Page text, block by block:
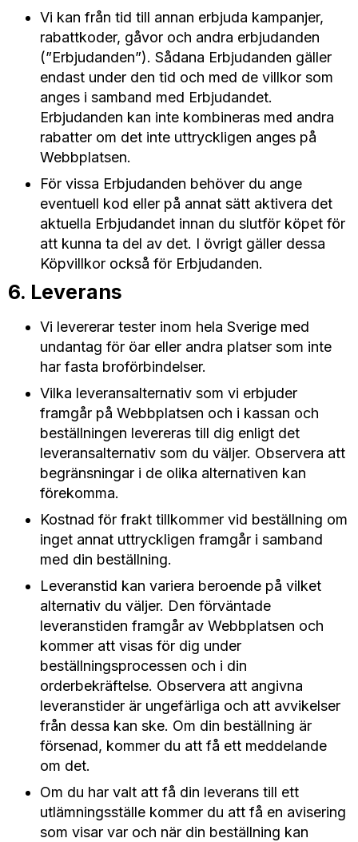
Vi kan från tid till annan erbjuda kampanjer,
rabattkoder, gåvor och andra erbjudanden
(”Erbjudanden”). Sådana Erbjudanden gäller
endast under den tid och med de villkor som
anges i samband med Erbjudandet.
Erbjudanden kan inte kombineras med andra
rabatter om det inte uttryckligen anges på
Webbplatsen.
För vissa Erbjudanden behöver du ange
eventuell kod eller på annat sätt aktivera det
aktuella Erbjudandet innan du slutför köpet för
att kunna ta del av det. I övrigt gäller dessa
Köpvillkor också för Erbjudanden.
6. Leverans
Vi levererar tester inom hela Sverige med
undantag för öar eller andra platser som inte
har fasta broförbindelser.
Vilka leveransalternativ som vi erbjuder
framgår på Webbplatsen och i kassan och
beställningen levereras till dig enligt det
leveransalternativ som du väljer. Observera att
begränsningar i de olika alternativen kan
förekomma.
Kostnad för frakt tillkommer vid beställning om
inget annat uttryckligen framgår i samband
med din beställning.
Leveranstid kan variera beroende på vilket
alternativ du väljer. Den förväntade
leveranstiden framgår av Webbplatsen och
kommer att visas för dig under
beställningsprocessen och i din
orderbekräftelse. Observera att angivna
leveranstider är ungefärliga och att avvikelser
från dessa kan ske. Om din beställning är
försenad, kommer du att få ett meddelande
om det.
Om du har valt att få din leverans till ett
utlämningsställe kommer du att få en avisering
som visar var och när din beställning kan